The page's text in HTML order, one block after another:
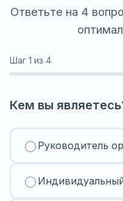
Ответьте на 4
Шаг 1 из 4
Кем вы
Руководитель